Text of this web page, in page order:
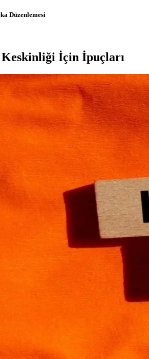
Düzenlemesi
İçin İpuçları